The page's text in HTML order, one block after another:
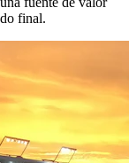
final.